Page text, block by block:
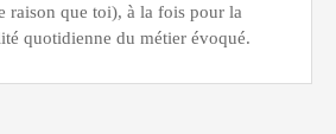
raison que toi), à la fois pour la
quotidienne du métier évoqué.